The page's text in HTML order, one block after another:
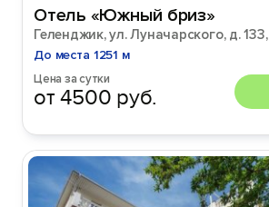
Отель «Южный бриз»
Геленджик, ул. Луначарского, д.
До места 1251 м
Цена за сутки
от 4500 руб.